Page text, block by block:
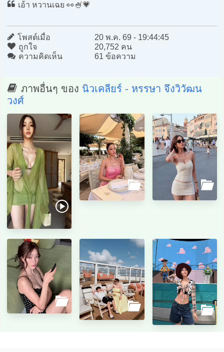
เอ้า หวานเฉย 👀🍧💗
โพสต์เมื่อ
20 พ.ค. 69 - 19:44:45
ถูกใจ
20,752 คน
ความคิดเห็น
61 ข้อความ
ภาพอื่นๆ ของ นิวเคลียร์ - หรรษา จึงวิวัฒน
วงศ์